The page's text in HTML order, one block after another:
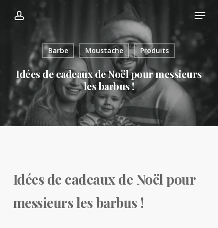
account Menu
Barbe Moustache Produits
Idées de cadeaux de Noël pour messieurs
les barbus !
Idées de cadeaux de Noël pour
messieurs les barbus !